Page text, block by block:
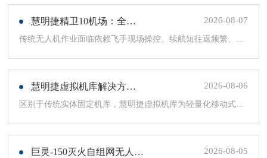
慧明捷精卫10机场：全自动无人化值守，打造全域自组网查打一体低空巡检新范式 2026-08-07
传统无人机作业面临依赖飞手现场操控、续航短往返频繁、城市外山区/林区无公网信号失联、发现险情...
慧明捷虚拟机库解决方案：机动补盲+远程智控，筑牢山林防火安全屏障 2026-08-06
区别于传统实体固定机库，慧明捷虚拟机库为轻量化移动式作业方案，无需烦琐基建布设。当固定式机库...
巨灵-150灭火自组网无人机重塑全域消防救援新格局，硬核空中救险！ 2026-08-05